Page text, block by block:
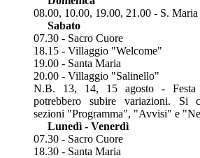
08.00, 10.00, 19.00, 21.00 - S. Maria
Sabato
07.30 - Sacro Cuore
18.15 - Villaggio "Welcome"
19.00 - Santa Maria
20.00 - Villaggio "Salinello"
N.B. 13, 14, 15 agosto - Festa
potrebbero subire variazioni. Si
sezioni "Programma", "Avvisi" e
Lunedì - Venerdì
07.30 - Sacro Cuore
18.30 - Santa Maria